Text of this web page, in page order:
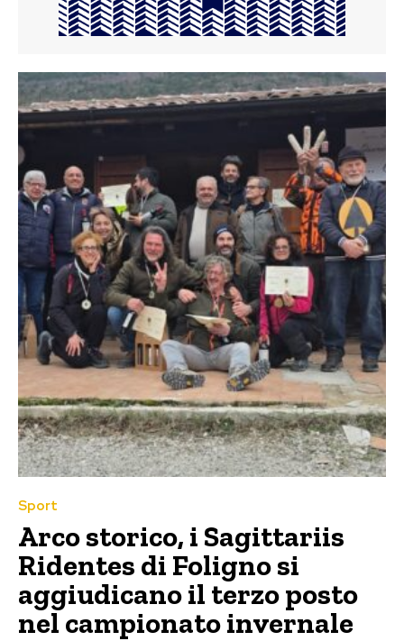
Sport
Arco storico, i Sagittariis
Ridentes di Foligno si
aggiudicano il terzo posto
nel campionato invernale